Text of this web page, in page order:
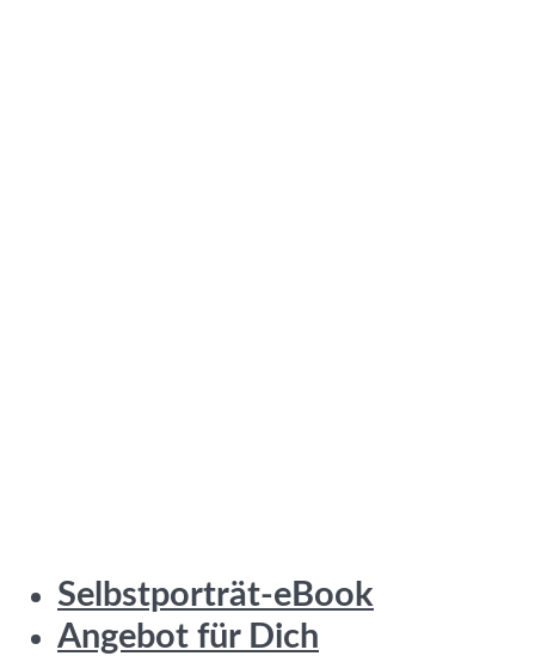
Selbstporträt-eBook
Angebot für Dich